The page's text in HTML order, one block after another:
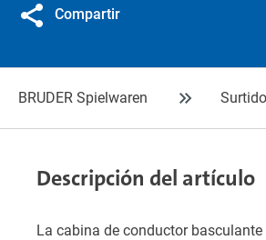
Compartir
BRUDER Spielwaren Surtido
Descripción del artículo
La cabina de conductor